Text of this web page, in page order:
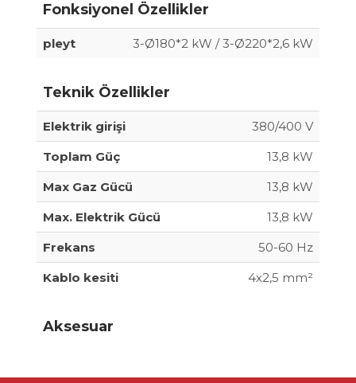
Fonksiyonel Özellikler
pleyt 3-Ø180*2 kW / 3-Ø220*2,6 kW
Teknik Özellikler
Elektrik girişi
380/400 V
Toplam Güç
13,8 kW
Max Gaz Gücü
13,8 kW
Max. Elektrik Gücü
13,8 kW
Frekans
50-60 Hz
Kablo kesiti
4x2,5 mm²
Aksesuar